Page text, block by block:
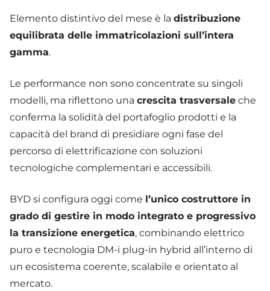
Elemento distintivo del mese è la distribuzione
equilibrata delle immatricolazioni sull’intera
gamma.
Le performance non sono concentrate su singoli
modelli, ma riflettono una crescita trasversale che
conferma la solidità del portafoglio prodotti e la
capacità del brand di presidiare ogni fase del
percorso di elettrificazione con soluzioni
tecnologiche complementari e accessibili.
BYD si configura oggi come l’unico costruttore in
grado di gestire in modo integrato e progressivo
la transizione energetica, combinando elettrico
puro e tecnologia DM-i plug-in hybrid all’interno di
un ecosistema coerente, scalabile e orientato al
mercato.